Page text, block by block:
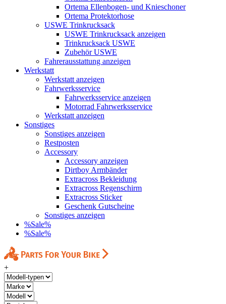
Ortema Ellenbogen- und Knieschoner
Ortema Protektorhose
USWE Trinkrucksack
USWE Trinkrucksack anzeigen
Trinkrucksack USWE
Zubehör USWE
Fahrerausstattung anzeigen
Werkstatt
Werkstatt anzeigen
Fahrwerksservice
Fahrwerksservice anzeigen
Motorrad Fahrwerksservice
Werkstatt anzeigen
Sonstiges
Sonstiges anzeigen
Restposten
Accessory
Accessory anzeigen
Dirtboy Armbänder
Extracross Bekleidung
Extracross Regenschirm
Extracross Sticker
Geschenk Gutscheine
Sonstiges anzeigen
%Sale%
%Sale%
+